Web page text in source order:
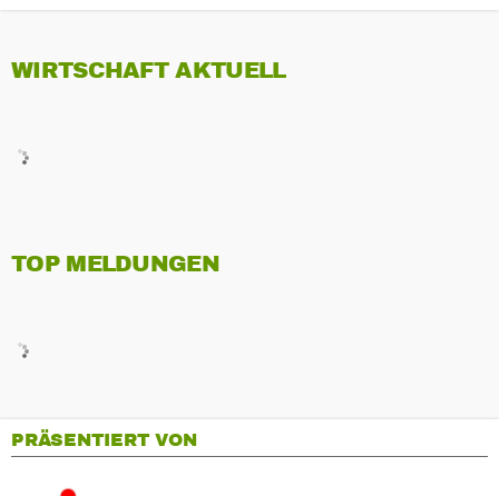
WIRTSCHAFT AKTUELL
TOP MELDUNGEN
PRÄSENTIERT VON